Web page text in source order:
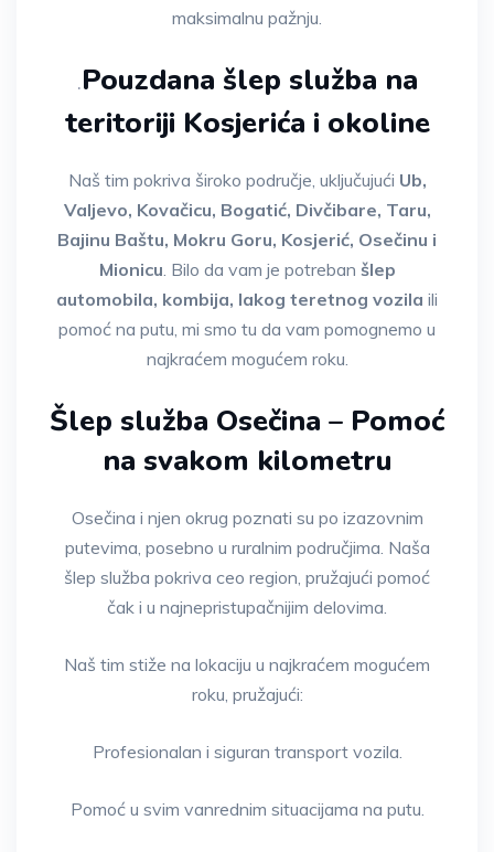
maksimalnu pažnju.
.Pouzdana šlep služba na
teritoriji Kosjerića i okoline
Naš tim pokriva široko područje, uključujući Ub,
Valjevo, Kovačicu, Bogatić, Divčibare, Taru,
Bajinu Baštu, Mokru Goru, Kosjerić, Osečinu i
Mionicu . Bilo da vam je potreban šlep
automobila, kombija, lakog teretnog vozila ili
pomoć na putu, mi smo tu da vam pomognemo u
najkraćem mogućem roku.
Šlep služba Osečina – Pomoć
na svakom kilometru
Osečina i njen okrug poznati su po izazovnim
putevima, posebno u ruralnim područjima. Naša
šlep služba pokriva ceo region, pružajući pomoć
čak i u najnepristupačnijim delovima.
Naš tim stiže na lokaciju u najkraćem mogućem
roku, pružajući:
Profesionalan i siguran transport vozila.
Pomoć u svim vanrednim situacijama na putu.